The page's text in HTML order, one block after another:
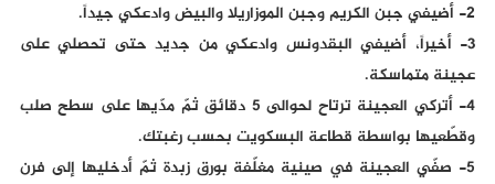
2- أضيفي جبن الكريم وجبن الموزاريلا والبيض وادعكي جيداً.
3- أخيراً، أضيفي البقدونس وادعكي من جديد حتى تحصلي على
عجينة متماسكة.
4- أتركي العجينة ترتاح لحوالى 5 دقائق ثمّ مدّيها على سطح صلب
وقطّعيها بواسطة قطاعة البسكويت بحسب رغبتك.
5- صفّي العجينة في صينية مغلّفة بورق زبدة ثمّ أدخليها إلى فرن